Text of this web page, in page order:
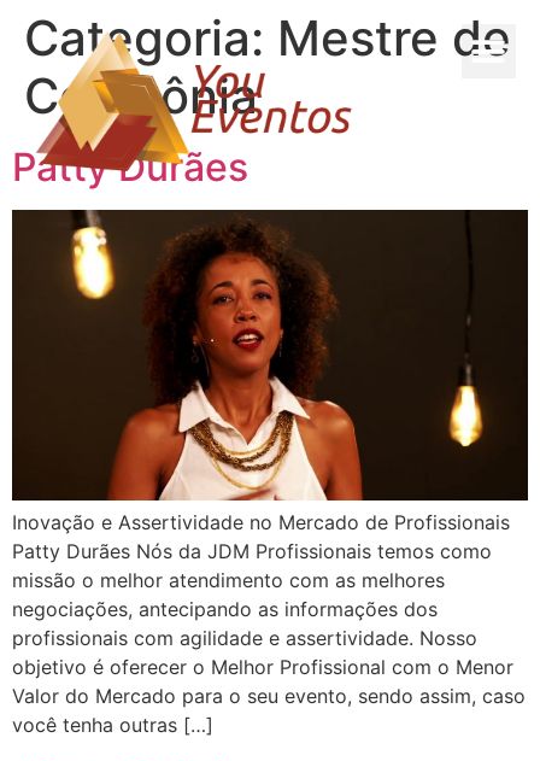
Categoria: Mestre de
Cerimônia
Patty Durães
Inovação e Assertividade no Mercado de Profissionais
Patty Durães Nós da JDM Profissionais temos como
missão o melhor atendimento com as melhores
negociações, antecipando as informações dos
profissionais com agilidade e assertividade. Nosso
objetivo é oferecer o Melhor Profissional com o Menor
Valor do Mercado para o seu evento, sendo assim, caso
você tenha outras […]